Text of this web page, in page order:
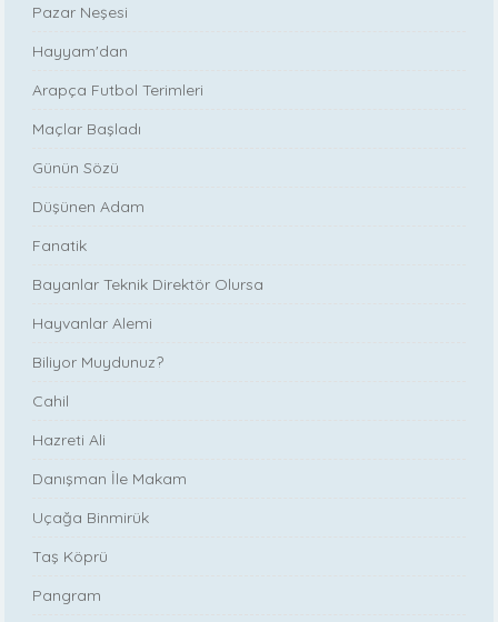
Pazar Neşesi
Hayyam'dan
Arapça Futbol Terimleri
Maçlar Başladı
Günün Sözü
Düşünen Adam
Fanatik
Bayanlar Teknik Direktör Olursa
Hayvanlar Alemi
Biliyor Muydunuz?
Cahil
Hazreti Ali
Danışman İle Makam
Uçağa Binmirük
Taş Köprü
Pangram